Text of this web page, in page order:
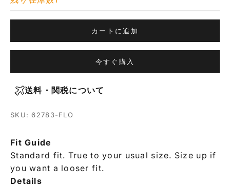
カートに追加
今すぐ購入
送料・関税について
SKU: 62783-FLO
Fit Guide
Standard fit. True to your usual size. Size up if
you want a looser fit.
Details